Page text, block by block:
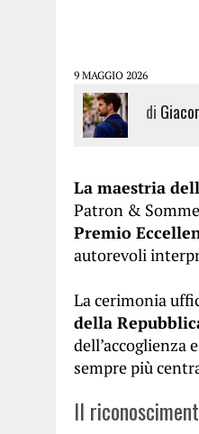
9 MAGGIO 2026
di
La maestria
Patron &
Premio
autorevoli
La cerimonia
della
dell’accoglienza
sempre più
Il